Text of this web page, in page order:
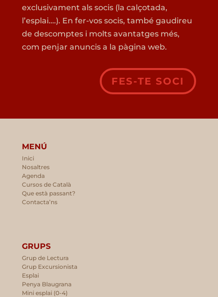
exclusivament als socis (la calçotada,
l’esplai….). En fer-vos socis, també gaudireu
de descomptes i molts avantatges més,
com penjar anuncis a la pàgina web.
FES-TE SOCI
MENÚ
Inici
Nosaltres
Agenda
Cursos de Català
Que està passant?
Contacta’ns
GRUPS
Grup de Lectura
Grup Excursionista
Esplai
Penya Blaugrana
Mini esplai (0-4)